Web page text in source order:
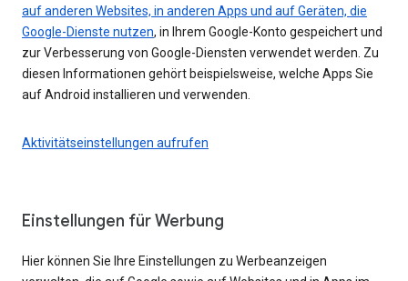
auf anderen Websites, in anderen Apps und auf Geräten, die
Google-Dienste nutzen, in Ihrem Google-Konto gespeichert und
zur Verbesserung von Google-Diensten verwendet werden. Zu
diesen Informationen gehört beispielsweise, welche Apps Sie
auf Android installieren und verwenden.
Aktivitätseinstellungen aufrufen
Einstellungen für Werbung
Hier können Sie Ihre Einstellungen zu Werbeanzeigen